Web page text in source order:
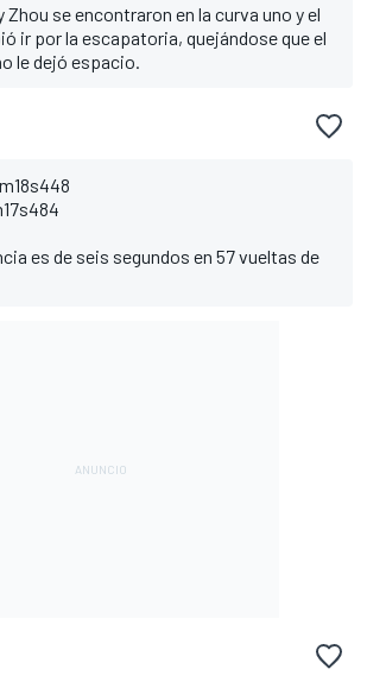
Zhou se encontraron en la curva uno y el
ir por la escapatoria, quejándose que el
le dejó espacio.
es de seis segundos en 57 vueltas de